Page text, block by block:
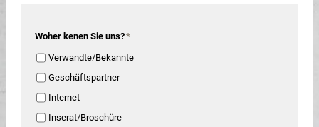
Woher kenen Sie uns?*
Verwandte/Bekannte
Geschäftspartner
Internet
Inserat/Broschüre